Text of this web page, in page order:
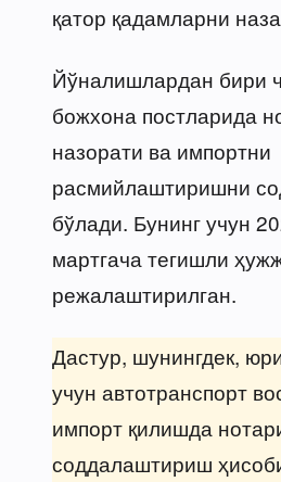
қатор қадамларни
Йўналишлардан бири
божхона постларида
назорати ва импортни
расмийлаштиришни
бўлади. Бунинг учун
мартгача тегишли
режалаштирилган.
Дастур, шунингдек,
учун автотранспорт
импорт қилишда
соддалаштириш